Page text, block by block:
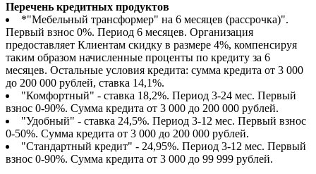
Перечень кредитных продуктов
*"Мебельный трансформер" на 6 месяцев (рассрочка)".
Первый взнос 0%. Период 6 месяцев. Организация
предоставляет Клиентам скидку в размере 4%, компенсируя
таким образом начисленные проценты по кредиту за 6
месяцев. Остальные условия кредита: сумма кредита от 3 000
до 200 000 рублей, ставка 14,1%.
"Комфортный" - ставка 18,2%. Период 3-24 мес. Первый
взнос 0-90%. Сумма кредита от 3 000 до 200 000 рублей.
"Удобный" - ставка 24,5%. Период 3-12 мес. Первый взнос
0-50%. Сумма кредита от 3 000 до 200 000 рублей.
"Стандартный кредит" - 24,95%. Период 3-12 мес. Первый
взнос 0-90%. Сумма кредита от 3 000 до 99 999 рублей.